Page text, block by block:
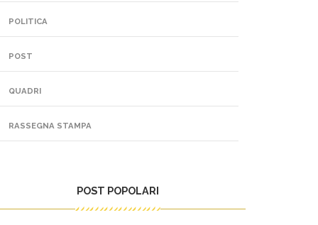
POLITICA
POST
QUADRI
RASSEGNA STAMPA
POST POPOLARI